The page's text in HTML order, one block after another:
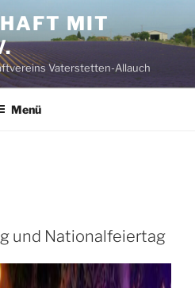
MIT
Vaterstetten-Allauch
Menü
und Nationalfeiertag